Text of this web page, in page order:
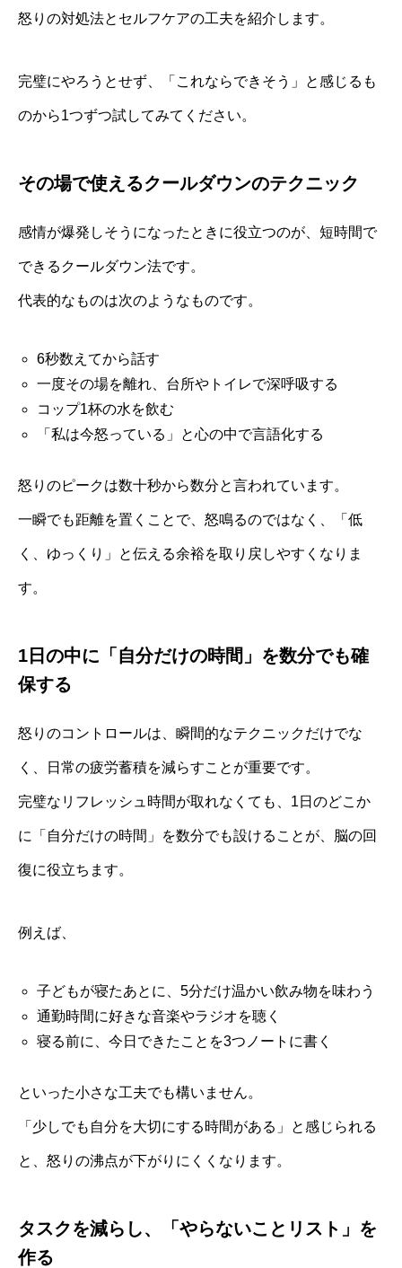
怒りの対処法とセルフケアの工夫を紹介します。
完璧にやろうとせず、「これならできそう」と感じるも
のから1つずつ試してみてください。
その場で使えるクールダウンのテクニック
感情が爆発しそうになったときに役立つのが、短時間で
できるクールダウン法です。
代表的なものは次のようなものです。
6秒数えてから話す
一度その場を離れ、台所やトイレで深呼吸する
コップ1杯の水を飲む
「私は今怒っている」と心の中で言語化する
怒りのピークは数十秒から数分と言われています。
一瞬でも距離を置くことで、怒鳴るのではなく、「低
く、ゆっくり」と伝える余裕を取り戻しやすくなりま
す。
1日の中に「自分だけの時間」を数分でも確
保する
怒りのコントロールは、瞬間的なテクニックだけでな
く、日常の疲労蓄積を減らすことが重要です。
完璧なリフレッシュ時間が取れなくても、1日のどこか
に「自分だけの時間」を数分でも設けることが、脳の回
復に役立ちます。
例えば、
子どもが寝たあとに、5分だけ温かい飲み物を味わう
通勤時間に好きな音楽やラジオを聴く
寝る前に、今日できたことを3つノートに書く
といった小さな工夫でも構いません。
「少しでも自分を大切にする時間がある」と感じられる
と、怒りの沸点が下がりにくくなります。
タスクを減らし、「やらないことリスト」を
作る